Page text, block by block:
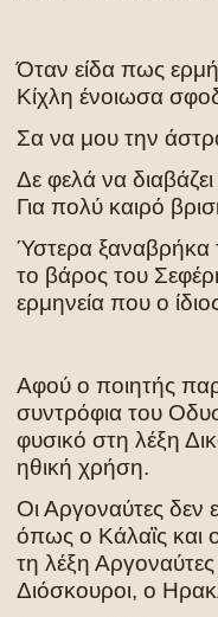
Όταν είδα πως
Κίχλη ένοιωσα
Σα να μου την
Δε φελά να
Για πολύ καιρό
Ύστερα ξαναβρήκα
το βάρος του
ερμηνεία που ο
Αφού ο ποιητής
συντρόφια του
φυσικό στη λέξη
ηθική χρήση.
Οι Αργοναύτες δεν
όπως ο Κάλαἳς και
τη λέξη
Διόσκουροι, ο